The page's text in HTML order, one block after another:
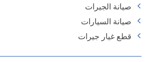
صيانة الجيرات
صيانة السيارات
قطع غيار جيرات